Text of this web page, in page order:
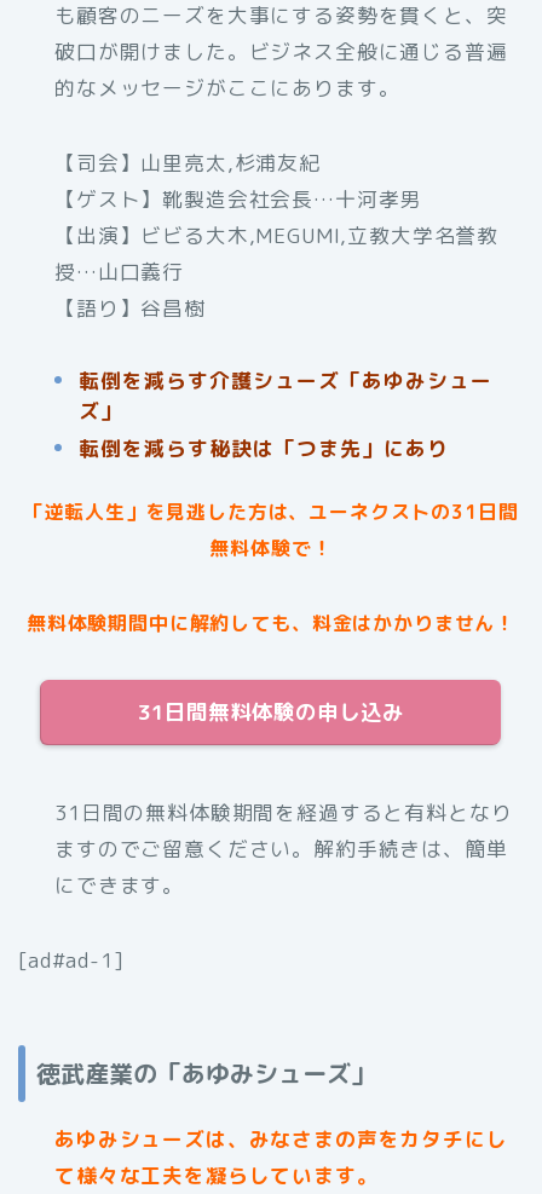
も顧客のニーズを大事にする姿勢を貫くと、突
破口が開けました。ビジネス全般に通じる普遍
的なメッセージがここにあります。
【司会】山里亮太,杉浦友紀
【ゲスト】靴製造会社会長…十河孝男
【出演】ビビる大木,MEGUMI,立教大学名誉教
授…山口義行
【語り】谷昌樹
転倒を減らす介護シューズ「あゆみシュー
ズ」
転倒を減らす秘訣は「つま先」にあり
「逆転人生」を見逃した方は、ユーネクストの31日間
無料体験で！
無料体験期間中に解約しても、料金はかかりません！
31日間無料体験の申し込み
31日間の無料体験期間を経過すると有料となり
ますのでご留意ください。解約手続きは、簡単
にできます。
[ad#ad-1]
徳武産業の「あゆみシューズ」
あゆみシューズは、みなさまの声をカタチにし
て様々な工夫を凝らしています。